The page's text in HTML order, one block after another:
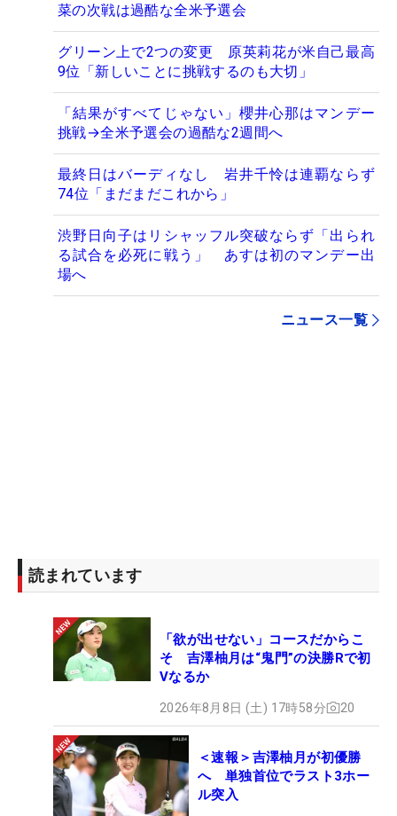
菜の次戦は過酷な全米予選会
グリーン上で2つの変更 原英莉花が米自己最高
9位「新しいことに挑戦するのも大切」
「結果がすべてじゃない」櫻井心那はマンデー
挑戦→全米予選会の過酷な2週間へ
最終日はバーディなし 岩井千怜は連覇ならず
74位「まだまだこれから」
渋野日向子はリシャッフル突破ならず「出られ
る試合を必死に戦う」 あすは初のマンデー出
場へ
ニュース一覧
読まれています
「欲が出せない」コースだからこ
そ 吉澤柚月は“鬼門”の決勝Rで初
Vなるか
2026年8月8日 (土) 17時58分 20
＜速報＞吉澤柚月が初優勝
へ 単独首位でラスト3ホー
ル突入